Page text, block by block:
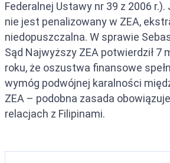
Federalnej Ustawy nr 39 z 2006 r.).
nie jest penalizowany w ZEA,
niedopuszczalna. W sprawie
Sąd Najwyższy ZEA potwierdził 7
roku, że oszustwa finansowe
wymóg podwójnej karalności
ZEA – podobna zasada
relacjach z Filipinami.